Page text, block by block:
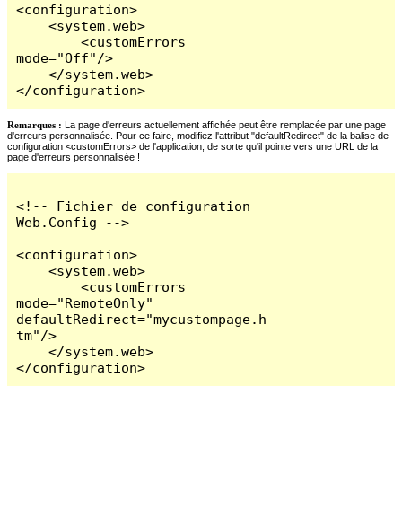
<configuration>
    <system.web>
        <customErrors
mode="Off"/>
    </system.web>
</configuration>
Remarques : La page d'erreurs actuellement affichée peut être remplacée par une page
d'erreurs personnalisée. Pour ce faire, modifiez l'attribut "defaultRedirect" de la balise de
configuration <customErrors> de l'application, de sorte qu'il pointe vers une URL de la
page d'erreurs personnalisée !
<!-- Fichier de configuration
Web.Config -->
<configuration>
    <system.web>
        <customErrors
mode="RemoteOnly"
defaultRedirect="mycustompage.h
tm"/>
    </system.web>
</configuration>